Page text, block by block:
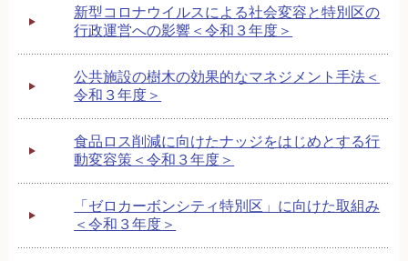
新型コロナウイルスによる社会変容と特別区の
行政運営への影響＜令和３年度＞
公共施設の樹木の効果的なマネジメント手法＜
令和３年度＞
食品ロス削減に向けたナッジをはじめとする行
動変容策＜令和３年度＞
「ゼロカーボンシティ特別区」に向けた取組み
＜令和３年度＞